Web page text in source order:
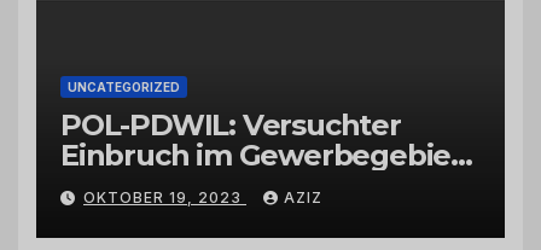
UNCATEGORIZED
POL-PDWIL: Versuchter
Einbruch im Gewerbegebiet
Wittlich
OKTOBER 19, 2023 AZIZ